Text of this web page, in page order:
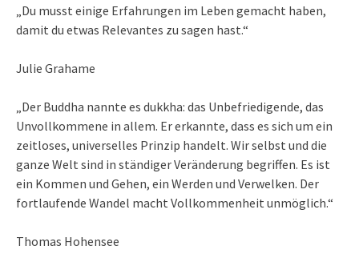
„Du musst einige Erfahrungen im Leben gemacht haben,
damit du etwas Relevantes zu sagen hast.“
Julie Grahame
„Der Buddha nannte es dukkha: das Unbefriedigende, das
Unvollkommene in allem. Er erkannte, dass es sich um ein
zeitloses, universelles Prinzip handelt. Wir selbst und die
ganze Welt sind in ständiger Veränderung begriffen. Es ist
ein Kommen und Gehen, ein Werden und Verwelken. Der
fortlaufende Wandel macht Vollkommenheit unmöglich.“
Thomas Hohensee